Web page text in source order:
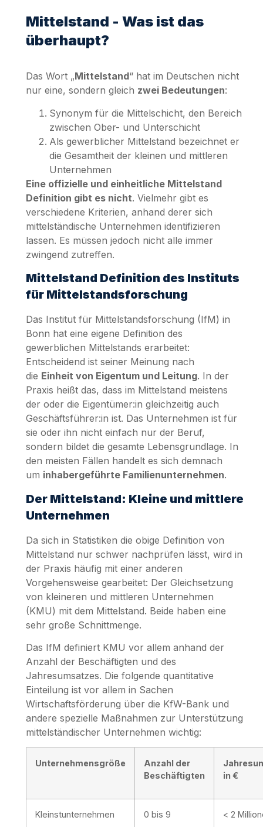
Mittelstand - Was ist das
überhaupt?
Das Wort „Mittelstand“ hat im Deutschen nicht
nur eine, sondern gleich zwei Bedeutungen:
Synonym für die Mittelschicht, den Bereich
zwischen Ober- und Unterschicht
Als gewerblicher Mittelstand bezeichnet er
die Gesamtheit der kleinen und mittleren
Unternehmen
Eine offizielle und einheitliche Mittelstand
Definition gibt es nicht. Vielmehr gibt es
verschiedene Kriterien, anhand derer sich
mittelständische Unternehmen identifizieren
lassen. Es müssen jedoch nicht alle immer
zwingend zutreffen.
Mittelstand Definition des Instituts
für Mittelstandsforschung
Das Institut für Mittelstandsforschung (IfM) in
Bonn hat eine eigene Definition des
gewerblichen Mittelstands erarbeitet:
Entscheidend ist seiner Meinung nach
die Einheit von Eigentum und Leitung. In der
Praxis heißt das, dass im Mittelstand meistens
der oder die Eigentümer:in gleichzeitig auch
Geschäftsführer:in ist. Das Unternehmen ist für
sie oder ihn nicht einfach nur der Beruf,
sondern bildet die gesamte Lebensgrundlage. In
den meisten Fällen handelt es sich demnach
um inhabergeführte Familienunternehmen.
Der Mittelstand: Kleine und mittlere
Unternehmen
Da sich in Statistiken die obige Definition von
Mittelstand nur schwer nachprüfen lässt, wird in
der Praxis häufig mit einer anderen
Vorgehensweise gearbeitet: Der Gleichsetzung
von kleineren und mittleren Unternehmen
(KMU) mit dem Mittelstand. Beide haben eine
sehr große Schnittmenge.
Das IfM definiert KMU vor allem anhand der
Anzahl der Beschäftigten und des
Jahresumsatzes. Die folgende quantitative
Einteilung ist vor allem in Sachen
Wirtschaftsförderung über die KfW-Bank und
andere spezielle Maßnahmen zur Unterstützung
mittelständischer Unternehmen wichtig:
Unternehmensgröße
Anzahl der
Beschäftigten
in €
Kleinstunternehmen 0 bis 9 < 2